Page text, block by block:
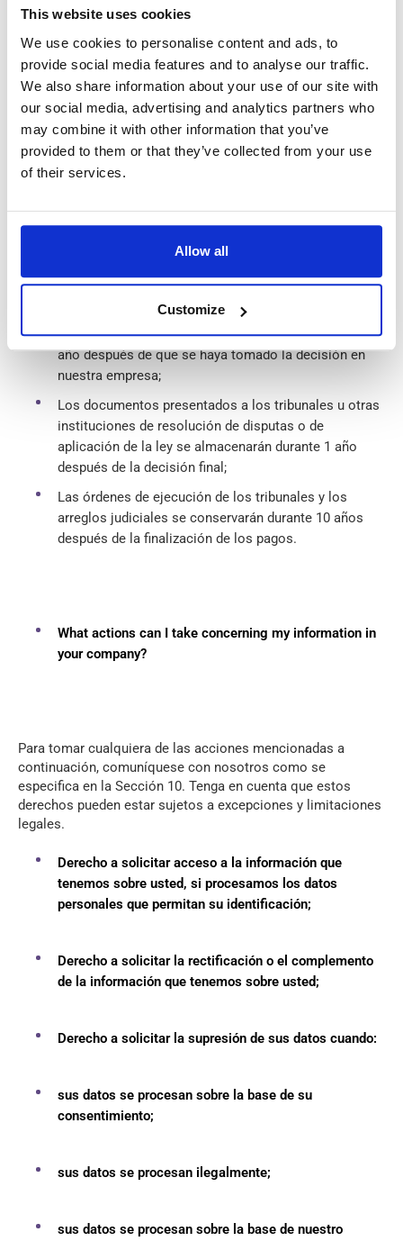
This website uses cookies
We use cookies to personalise content and ads, to
provide social media features and to analyse our traffic.
We also share information about your use of our site with
our social media, advertising and analytics partners who
may combine it with other information that you’ve
provided to them or that they’ve collected from your use
of their services.
Allow all
Customize
¿Cuánto tiempo almacenan información sobre mí?
Su información se almacenará:
celebrado o estamos planeando concluir, su
información se almacenará durante 10 años después
Si nos ha enviado una queja, solicitud o cualquier otra
consulta que no esté relacionada con la celebración o
ejecución de un contrato, la conservaremos durante 1
año después de que se haya tomado la decisión en
nuestra empresa;
Los documentos presentados a los tribunales u otras
instituciones de resolución de disputas o de
aplicación de la ley se almacenarán durante 1 año
después de la decisión final;
Las órdenes de ejecución de los tribunales y los
arreglos judiciales se conservarán durante 10 años
después de la finalización de los pagos.
What actions can I take concerning my information in
your company?
Para tomar cualquiera de las acciones mencionadas a
continuación, comuníquese con nosotros como se
especifica en la Sección 10. Tenga en cuenta que estos
derechos pueden estar sujetos a excepciones y limitaciones
legales.
Derecho a solicitar acceso a la información que
tenemos sobre usted, si procesamos los datos
personales que permitan su identificación;
Derecho a solicitar la rectificación o el complemento
de la información que tenemos sobre usted;
Derecho a solicitar la supresión de sus datos cuando:
sus datos se procesan sobre la base de su
consentimiento;
sus datos se procesan ilegalmente;
sus datos se procesan sobre la base de nuestro